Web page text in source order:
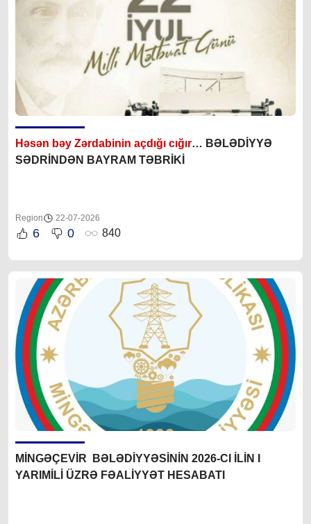
Həsən bəy Zərdabinin açdığı cığır… BƏLƏDİYYƏ
SƏDRİNDƏN BAYRAM TƏBRİKİ
Region 22-07-2026
6 0 840
MİNGƏÇEVİR BƏLƏDİYYƏSİNİN 2026-CI İLİN I
YARIMİLİ ÜZRƏ FƏALİYYƏT HESABATI